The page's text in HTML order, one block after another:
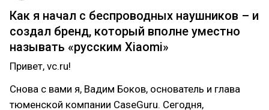
будем модерировать комментарии так, как
хотим". То есть критику не терпите никакую.
Как я начал с беспроводных наушников – и
создал бренд, который вполне уместно
называть «русским Xiaomi»
Привет, vc.ru!
Снова с вами я, Вадим Боков, основатель и глава
тюменской компании CaseGuru. Сегодня,